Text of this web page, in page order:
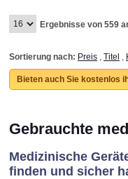
Ergebnisse von 559
Sortierung nach: Preis , Titel ,
Bieten auch Sie kostenlos
Gebrauchte
Medizinische
finden und sicher